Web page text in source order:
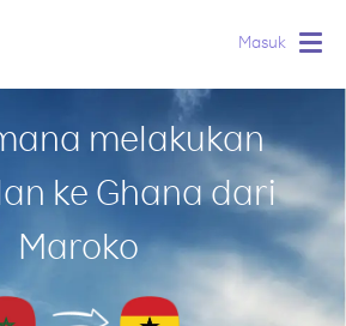
Masuk
melakukan
ke Ghana dari
Maroko